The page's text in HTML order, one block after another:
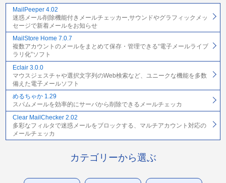
MailPeeper 4.02
迷惑メール削除機能付きメールチェッカー,サウンドやグラフィックメッ
セージで新着メールをお知らせ
MailStore Home 7.0.7
複数アカウントのメールをまとめて保存・管理できる“電子メールライブ
ラリ化”ソフト
Eclair 3.0.0
マウスジェスチャや選択文字列のWeb検索など、ユニークな機能を多数
備えた電子メールソフト
めるちゃか 1.29
スパムメールを効率的にサーバから削除できるメールチェッカ
Clear MailChecker 2.02
多彩なフィルタで迷惑メールをブロックする、マルチアカウント対応の
メールチェッカ
カテゴリーから選ぶ